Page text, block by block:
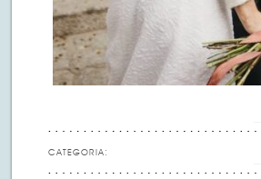
CATEGORIA: